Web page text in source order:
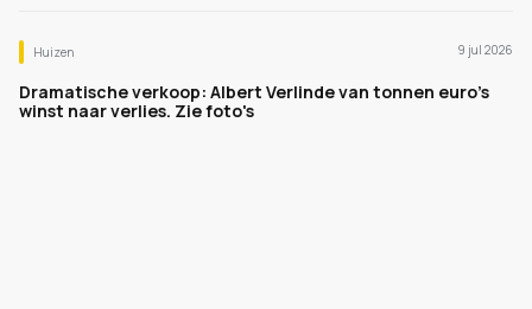
Huizen 9 jul 2026
Dramatische verkoop: Albert Verlinde van tonnen euro's
winst naar verlies. Zie foto's